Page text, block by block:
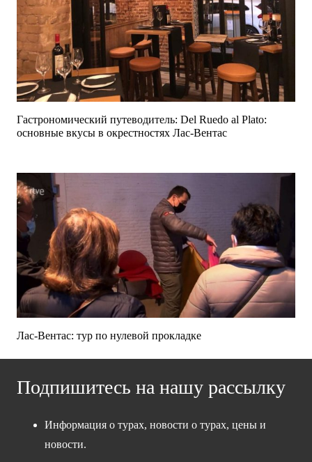
Гастрономический путеводитель: Del Ruedo al Plato:
основные вкусы в окрестностях Лас-Вентас
Лас-Вентас: тур по нулевой прокладке
Подпишитесь на нашу рассылку
Информация о турах, новости о турах, цены и
новости.